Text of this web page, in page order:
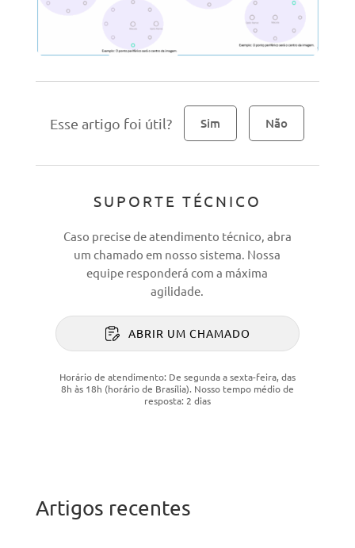
Esse artigo foi útil? Sim Não
SUPORTE TÉCNICO
Caso precise de atendimento técnico, abra
um chamado em nosso sistema. Nossa
equipe responderá com a máxima
agilidade.
ABRIR UM CHAMADO
Horário de atendimento: De segunda a sexta-feira, das
8h às 18h (horário de Brasília). Nosso tempo médio de
resposta: 2 dias
Artigos recentes